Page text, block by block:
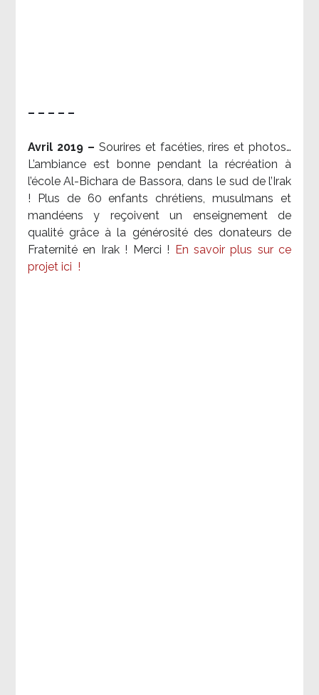
– – – – –
Avril 2019 – Sourires et facéties, rires et photos…
L’ambiance est bonne pendant la récréation à
l’école Al-Bichara de Bassora, dans le sud de l’Irak
! Plus de 60 enfants chrétiens, musulmans et
mandéens y reçoivent un enseignement de
qualité grâce à la générosité des donateurs de
Fraternité en Irak ! Merci !
En savoir plus sur ce
projet ici !